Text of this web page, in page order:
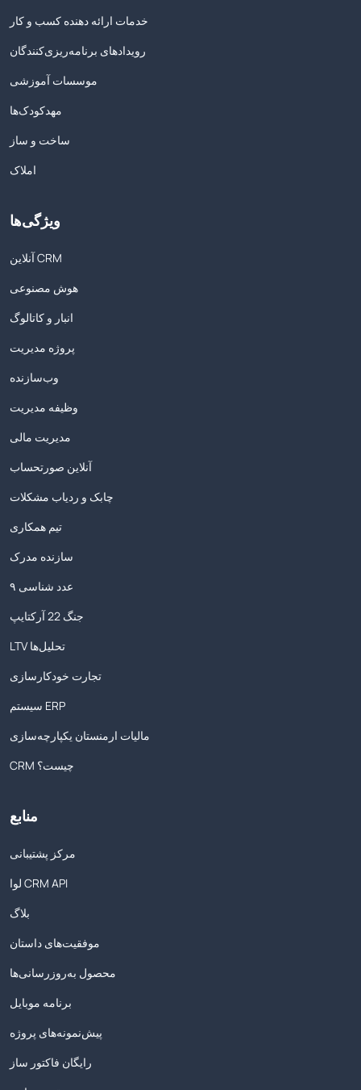
خدمات ارائه دهنده کسب و کار
رویدادهای برنامه‌ریزی‌کنندگان
موسسات آموزشی
مهدکودک‌ها
ساخت و ساز
املاک
ویژگی‌ها
آنلاین CRM
هوش مصنوعی
انبار و کاتالوگ
پروژه مدیریت
وب‌سازنده
وظیفه مدیریت
مدیریت مالی
آنلاین صورتحساب
چابک و ردیاب مشکلات
تیم همکاری
سازنده مدرک
۹ عدد شناسی
جنگ 22 آرکتایپ
LTV تحلیل‌ها
تجارت خودکارسازی
سیستم ERP
مالیات ارمنستان یکپارچه‌سازی
CRM چیست؟
منابع
مرکز پشتیبانی
لوا CRM API
بلاگ
موفقیت‌های داستان
محصول به‌روزرسانی‌ها
برنامه موبایل
پیش‌نمونه‌های پروژه
رایگان فاکتور ساز